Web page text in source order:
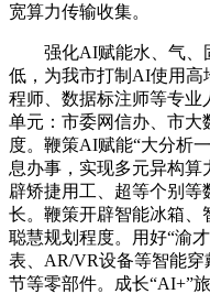
宽算力传输收集。
强化AI赋能水、气、
低，为我市打制AI使用高
程师、数据标注师等专业
单元：市委网信办、市大
度。鞭策AI赋能“大分析
息办事，实现多元异构
辟矫捷用工、超等个别
长。鞭策开辟智能冰箱、
聪慧规划程度。用好“渝
表、AR/VR设备等智能
节等零部件。成长“AI+”